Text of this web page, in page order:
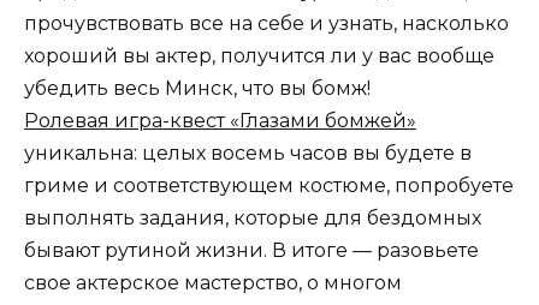
прочувствовать все на себе и узнать, насколько
хороший вы актер, получится ли у вас вообще
убедить весь Минск, что вы бомж!
Ролевая игра-квест «Глазами бомжей»
уникальна: целых восемь часов вы будете в
гриме и соответствующем костюме, попробуете
выполнять задания, которые для бездомных
бывают рутиной жизни. В итоге — разовьете
свое актерское мастерство, о многом